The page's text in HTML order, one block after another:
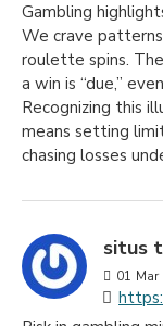
Gambling
We crave
roulette spins.
a win is “due,”
Recognizing this
means setting
chasing losses
situs
01 Mar